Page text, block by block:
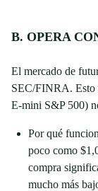
B. OPERA
El mercado de
SEC/FINRA. Esto
E-mini S&P 500)
Por qué
poco como
compra
mucho más